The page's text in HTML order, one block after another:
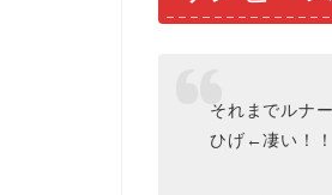
それまでルナ
ひげ←凄い！！